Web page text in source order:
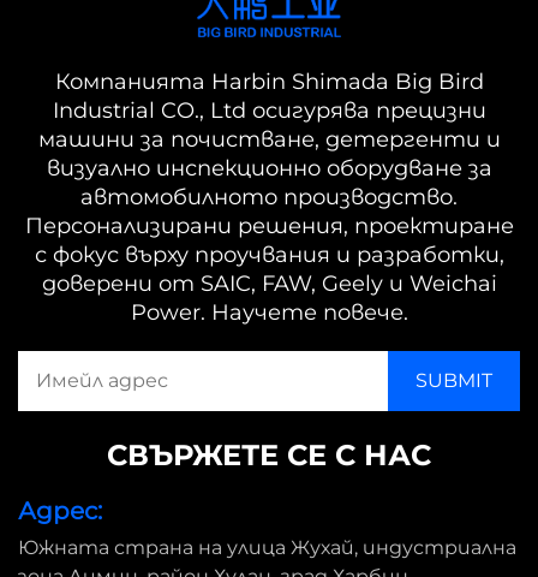
Компанията Harbin Shimada Big Bird
Industrial CO., Ltd осигурява прецизни
машини за почистване, детергенти и
визуално инспекционно оборудване за
автомобилното производство.
Персонализирани решения, проектиране
с фокус върху проучвания и разработки,
доверени от SAIC, FAW, Geely и Weichai
Power. Научете повече.
СВЪРЖЕТЕ СЕ С НАС
Адрес:
Южната страна на улица Жухай, индустриална